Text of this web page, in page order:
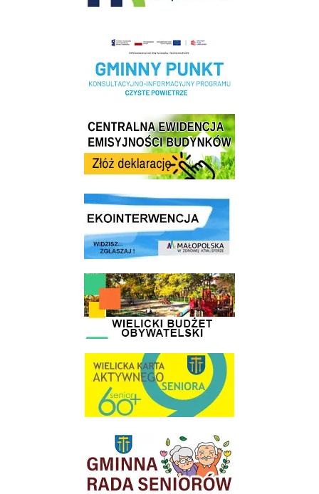
Realizacja Programu Czyste Powietrze w Gminie Wieliczka
Centrala Ewidencja Emisyjności Budynków - złóż deklarację
link do strony ekointerwencja dot.- powietrza
link do strony - Wielicki Budżet Obywatelski
link do strony Wielicka Karta Aktywnego Seniora
link do strony Gminnej Rady Seniorow - Wieliczka